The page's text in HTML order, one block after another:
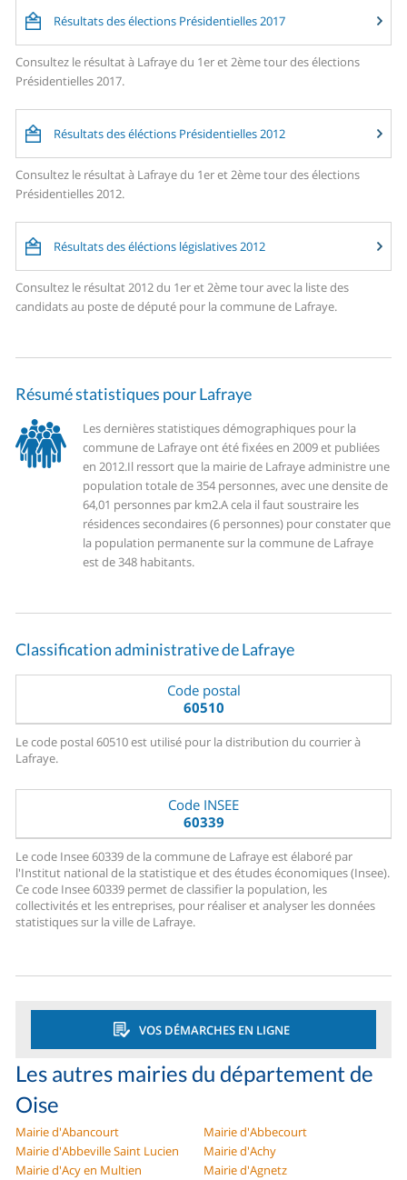
Résultats des élections Présidentielles 2017
Consultez le résultat à Lafraye du 1er et 2ème tour des élections
Présidentielles 2017.
Résultats des éléctions Présidentielles 2012
Consultez le résultat à Lafraye du 1er et 2ème tour des élections
Présidentielles 2012.
Résultats des éléctions législatives 2012
Consultez le résultat 2012 du 1er et 2ème tour avec la liste des
candidats au poste de député pour la commune de Lafraye.
Résumé statistiques pour Lafraye
Les dernières statistiques démographiques pour la
commune de Lafraye ont été fixées en 2009 et publiées
en 2012.Il ressort que la mairie de Lafraye administre une
population totale de 354 personnes, avec une densite de
64,01 personnes par km2.A cela il faut soustraire les
résidences secondaires (6 personnes) pour constater que
la population permanente sur la commune de Lafraye
est de 348 habitants.
Classification administrative de Lafraye
Code postal
60510
Le code postal 60510 est utilisé pour la distribution du courrier à
Lafraye.
Code INSEE
60339
Le code Insee 60339 de la commune de Lafraye est élaboré par
l'Institut national de la statistique et des études économiques (Insee).
Ce code Insee 60339 permet de classifier la population, les
collectivités et les entreprises, pour réaliser et analyser les données
statistiques sur la ville de Lafraye.
VOS DÉMARCHES EN LIGNE
Les autres mairies du département de
Oise
Mairie d'Abancourt
Mairie d'Abbecourt
Mairie d'Abbeville Saint Lucien
Mairie d'Achy
Mairie d'Acy en Multien
Mairie d'Agnetz